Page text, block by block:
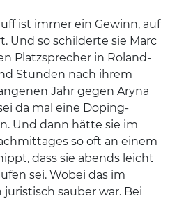
ist immer ein Gewinn, auf
Und so schilderte sie Marc
Platzsprecher in Roland-
Stunden nach ihrem
Jahr gegen Aryna
da mal eine Doping-
Und dann hätte sie im
so oft an einem
dass sie abends leicht
sei. Wobei das im
sauber war. Bei